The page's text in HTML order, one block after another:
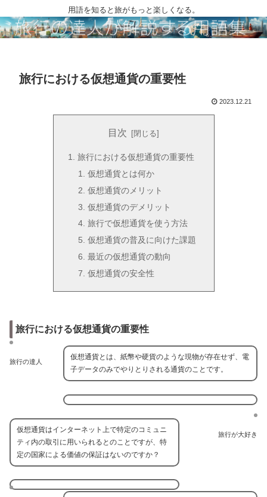
用語を知ると旅がもっと楽しくなる。
旅行における仮想通貨の重要性
2023.12.21
目次
旅行における仮想通貨の重要性
仮想通貨とは何か
仮想通貨のメリット
仮想通貨のデメリット
旅行で仮想通貨を使う方法
仮想通貨の普及に向けた課題
最近の仮想通貨の動向
仮想通貨の安全性
旅行における仮想通貨の重要性
旅行の達人
仮想通貨とは、紙幣や硬貨のような現物が存在せず、電
子データのみでやりとりされる通貨のことです。
旅行が大好き
仮想通貨はインターネット上で特定のコミュニ
ティ内の取引に用いられるとのことですが、特
定の国家による価値の保証はないのですか？